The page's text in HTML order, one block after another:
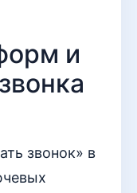
и
звонок» в